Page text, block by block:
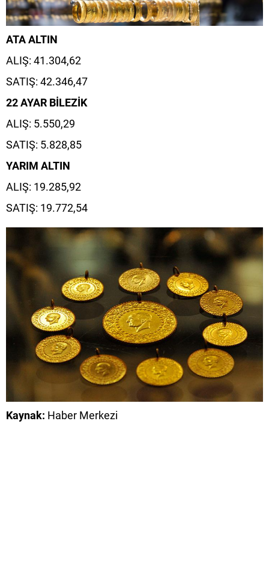
ATA ALTIN
ALIŞ: 41.304,62
SATIŞ: 42.346,47
22 AYAR BİLEZİK
ALIŞ: 5.550,29
SATIŞ: 5.828,85
YARIM ALTIN
ALIŞ: 19.285,92
SATIŞ: 19.772,54
Kaynak: Haber Merkezi